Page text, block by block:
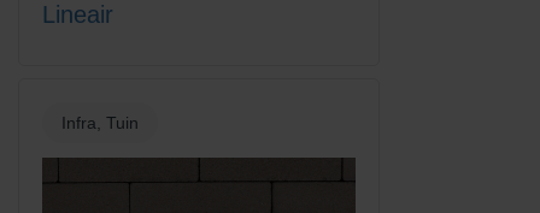
Lineair
Infra, Tuin